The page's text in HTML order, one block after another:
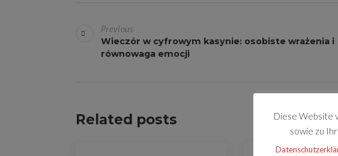
e
r
Previous
Wieczór w cyfrowym kasynie: osobiste wrażenia i
równowaga emocji
Related posts
Diese Website
sowie zu